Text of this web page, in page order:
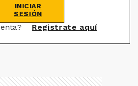
INICIAR
SESIÓN
Registrate aquí